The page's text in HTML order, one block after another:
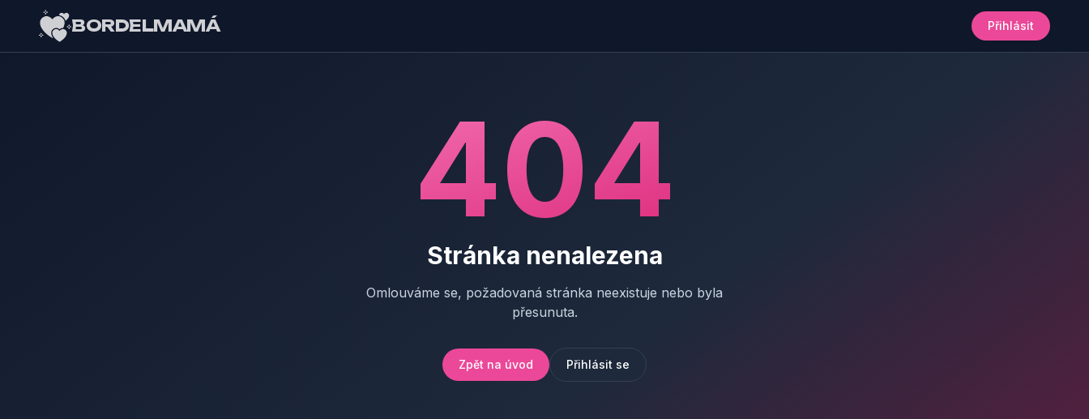
BORDELMAMÁ Přihlásit
404
Stránka nenalezena
Omlouváme se, požadovaná stránka neexistuje nebo byla
přesunuta.
Zpět na úvod Přihlásit se